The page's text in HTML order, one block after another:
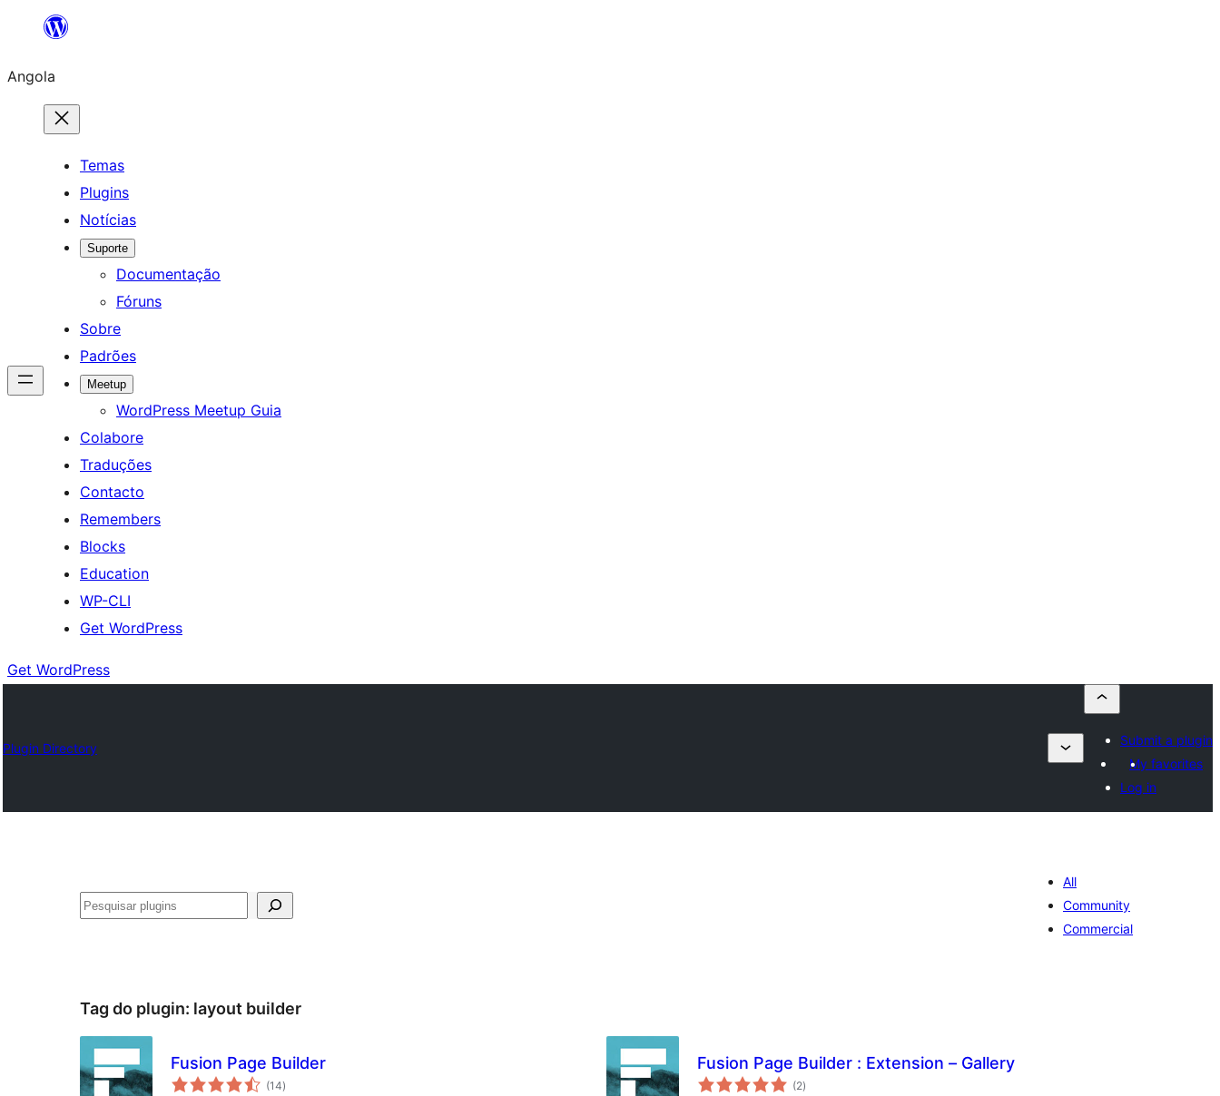
Saltar
o
conteúdo
Angola
Temas
Plugins
Notícias
Suporte
Documentação
Fóruns
Sobre
Padrões
Meetup
WordPress Meetup Guia
Colabore
Traduções
Contacto
Remembers
Blocks
Education
WP-CLI
Get WordPress
Get WordPress
Plugin Directory
Submit a plugin
My favorites
Log in
Pesquisar
All
Community
Commercial
Tag do plugin: layout builder
Fusion Page Builder
(14avaliações
totais
)
Fusion Page Builder : Extension – Gallery
(2avaliações
totais
)